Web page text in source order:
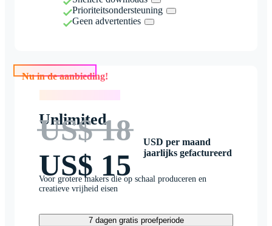
Prioriteitsondersteuning
Geen advertenties
Nu in de aanbieding!
Unlimited
US$ 18
US$ 15
USD per maand
jaarlijks gefactureerd
Voor grotere makers die op schaal produceren en
creatieve vrijheid eisen
7 dagen gratis proefperiode